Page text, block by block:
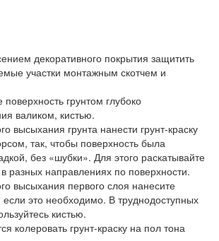
декоративного покрытия защитить
участки монтажным скотчем и
грунтом глубоко
валиком, кистью.
высыхания грунта нанести грунт-краску
так, чтобы поверхность была
без «шубки». Для этого раскатывайте
в разных направлениях по поверхности.
высыхания первого слоя нанесите
если это необходимо. В труднодоступных
кистью.
колеровать грунт-краску на пол тона